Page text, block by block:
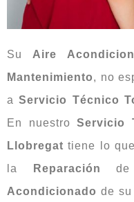
Su Aire
Mantenimiento, no
aServicio Técnico
En nuestroServicio
Llobregat tiene lo
la
Reparación de
Acondicionado de su